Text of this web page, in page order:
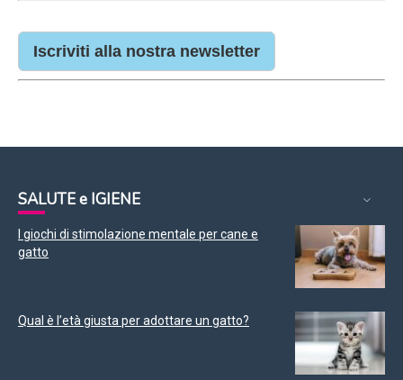
Iscriviti alla nostra newsletter
SALUTE e IGIENE
I giochi di stimolazione mentale per cane e
gatto
Qual è l’età giusta per adottare un gatto?